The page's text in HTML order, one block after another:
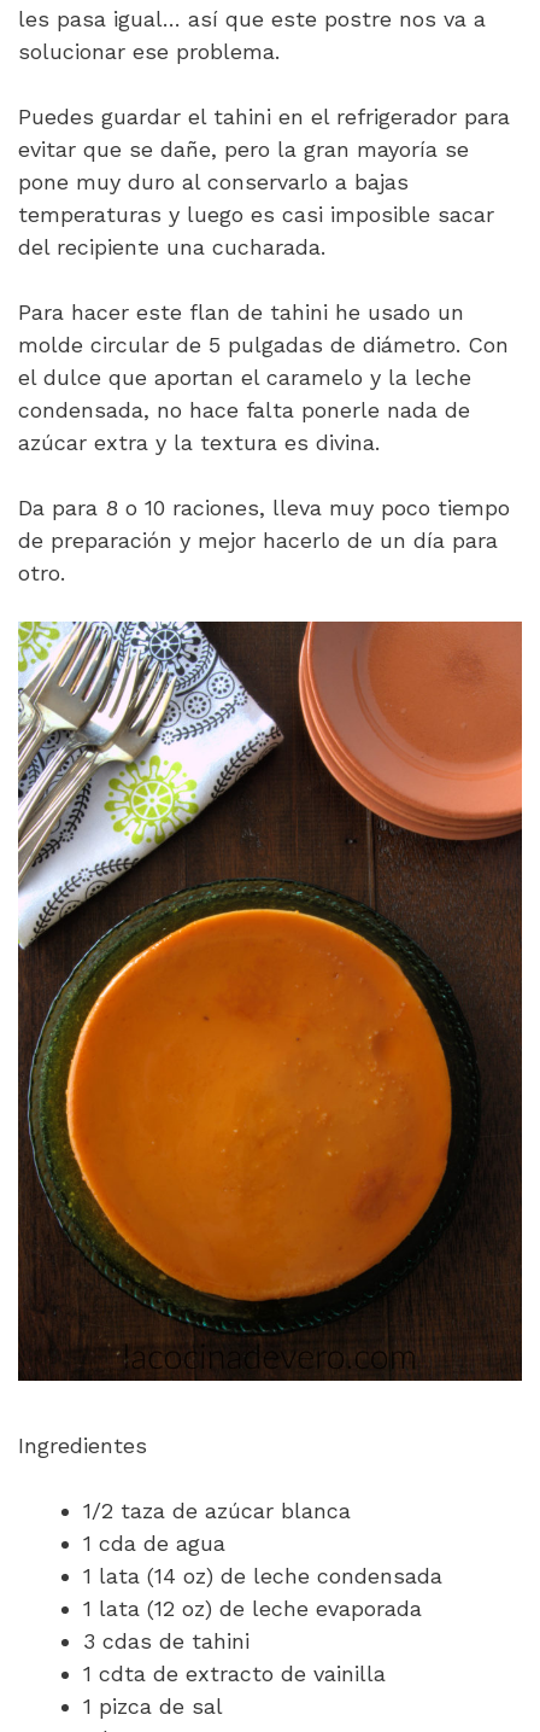
les pasa igual… así que este postre nos va a
solucionar ese problema.
Puedes guardar el tahini en el refrigerador para
evitar que se dañe, pero la gran mayoría se
pone muy duro al conservarlo a bajas
temperaturas y luego es casi imposible sacar
del recipiente una cucharada.
Para hacer este flan de tahini he usado un
molde circular de 5 pulgadas de diámetro. Con
el dulce que aportan el caramelo y la leche
condensada, no hace falta ponerle nada de
azúcar extra y la textura es divina.
Da para 8 o 10 raciones, lleva muy poco tiempo
de preparación y mejor hacerlo de un día para
otro.
Ingredientes
1/2 taza de azúcar blanca
1 cda de agua
1 lata (14 oz) de leche condensada
1 lata (12 oz) de leche evaporada
3 cdas de tahini
1 cdta de extracto de vainilla
1 pizca de sal